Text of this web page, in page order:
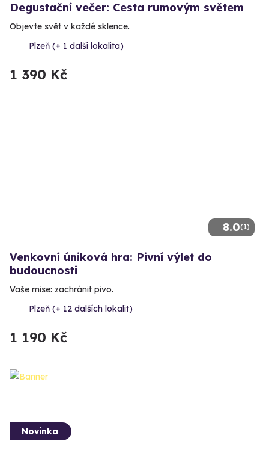
Degustační večer: Cesta rumovým světem
Objevte svět v každé sklence.
Plzeň (+ 1 další lokalita)
1 390 Kč
8.0(1)
Venkovní úniková hra: Pivní výlet do
budoucnosti
Vaše mise: zachránit pivo.
Plzeň (+ 12 dalších lokalit)
1 190 Kč
Novinka